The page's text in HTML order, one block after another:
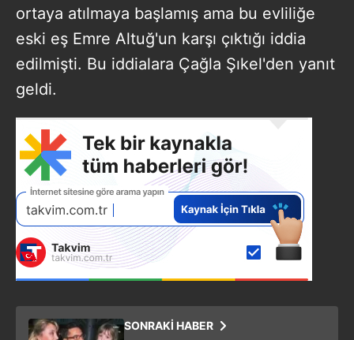
ortaya atılmaya başlamış ama bu evliliğe
eski eş Emre Altuğ'un karşı çıktığı iddia
edilmişti. Bu iddialara Çağla Şıkel'den yanıt
geldi.
SONRAKİ HABER